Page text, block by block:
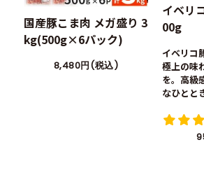
国産豚こま肉 メガ盛り 3
kg(500g×6パック)
8,480円(税込)
イベリ
00g
イベリコ
極上の味
を。高級
なひとと